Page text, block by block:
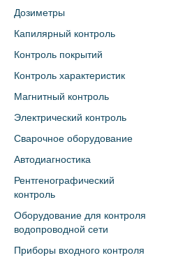
Дозиметры
Капилярный контроль
Контроль покрытий
Контроль характеристик
Магнитный контроль
Электрический контроль
Сварочное оборудование
Автодиагностика
Рентгенографический
контроль
Оборудование для контроля
водопроводной сети
Приборы входного контроля